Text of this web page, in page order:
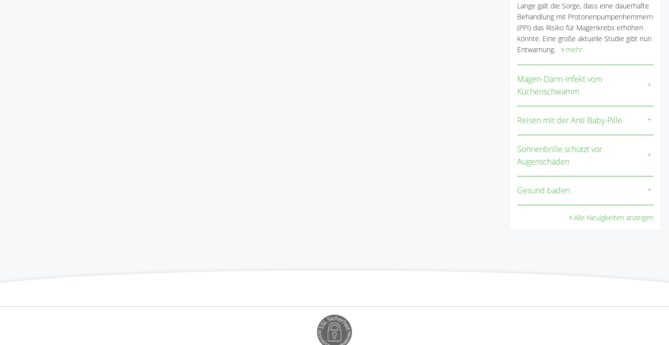
Lange galt die Sorge, dass eine dauerhafte
Behandlung mit Protonenpumpenhemmern
(PPI) das Risiko für Magenkrebs erhöhen
könnte. Eine große aktuelle Studie gibt nun
Entwarnung.
mehr
Magen-Darm-Infekt vom
Küchenschwamm
Reisen mit der Anti-Baby-Pille
Sonnenbrille schützt vor
Augenschäden
Gesund baden
Alle Neuigkeiten anzeigen